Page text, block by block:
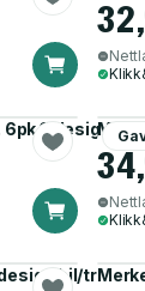
3 design i
bil/tre